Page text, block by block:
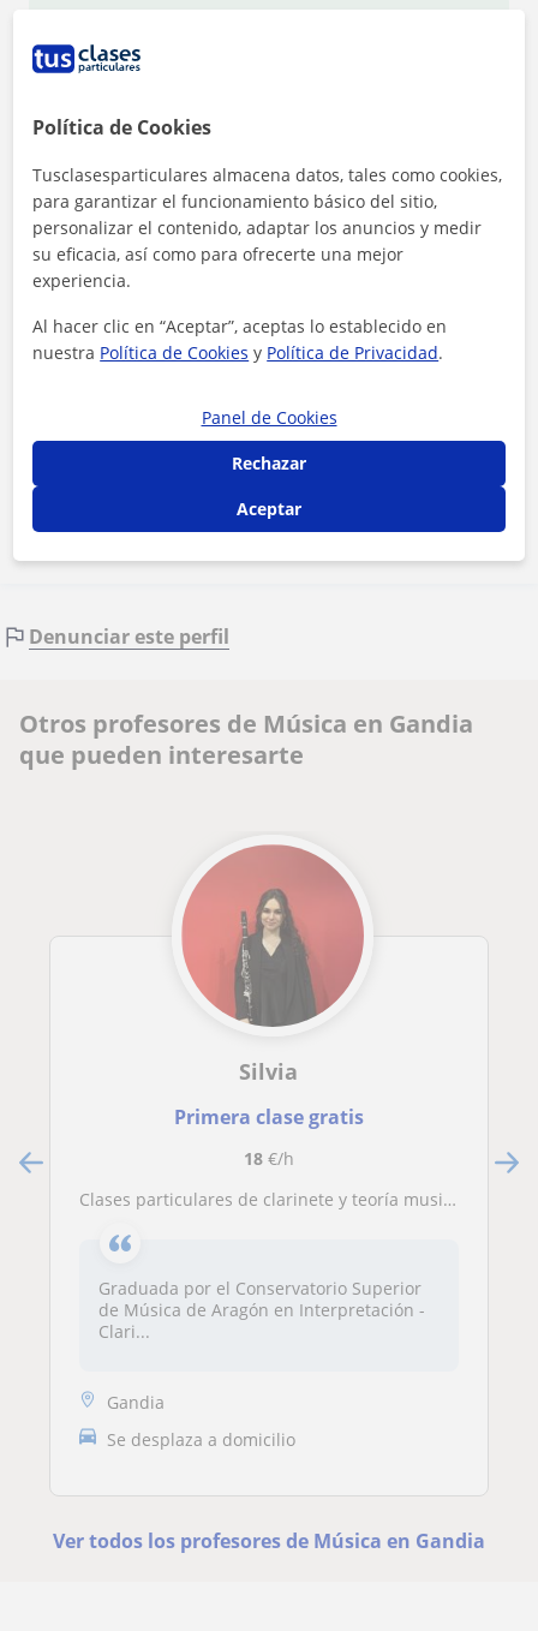
1ª clase gratis
Al hacer clic, aceptas nuestroaviso legaly deprivacidad
Denunciar este perfil
Otros profesores de Música en Gandia
que pueden interesarte
Silvia
Primera clase gratis
18€/h
Clases particulares de clarinete y teoría musical. Refuerzo instrumental y aspectos teóricos
Graduada por el Conservatorio Superior
de Música de Aragón en Interpretación -
Clari...
Gandia
Se desplaza a domicilio
Ver todos los profesores de Música en Gandia
Política de Cookies
Tusclasesparticulares almacena datos, tales como cookies,
para garantizar el funcionamiento básico del sitio,
personalizar el contenido, adaptar los anuncios y medir
su eficacia, así como para ofrecerte una mejor
experiencia.
Al hacer clic en “Aceptar”, aceptas lo establecido en
nuestra Política de Cookies y Política de Privacidad.
Panel de Cookies
Rechazar
Aceptar